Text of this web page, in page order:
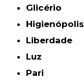
Glicério
Higienópolis
Liberdade
Luz
Pari